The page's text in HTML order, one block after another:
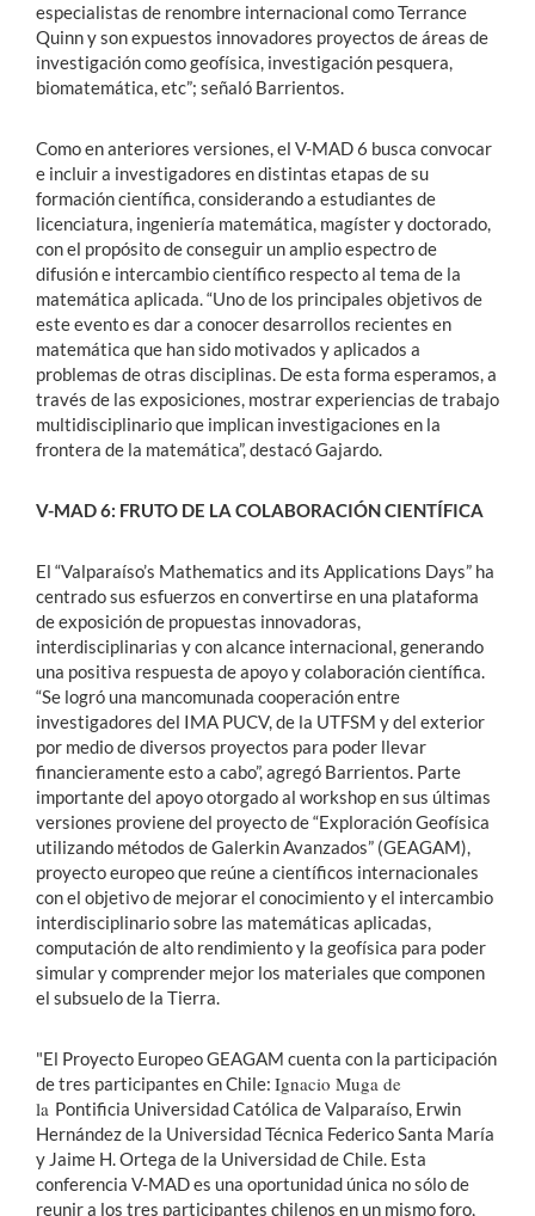
especialistas de renombre internacional como Terrance
Quinn y son expuestos innovadores proyectos de áreas de
investigación como geofísica, investigación pesquera,
biomatemática, etc”; señaló Barrientos.
Como en anteriores versiones, el V-MAD 6 busca convocar
e incluir a investigadores en distintas etapas de su
formación científica, considerando a estudiantes de
licenciatura, ingeniería matemática, magíster y doctorado,
con el propósito de conseguir un amplio espectro de
difusión e intercambio científico respecto al tema de la
matemática aplicada. “Uno de los principales objetivos de
este evento es dar a conocer desarrollos recientes en
matemática que han sido motivados y aplicados a
problemas de otras disciplinas. De esta forma esperamos, a
través de las exposiciones, mostrar experiencias de trabajo
multidisciplinario que implican investigaciones en la
frontera de la matemática”, destacó Gajardo.
V-MAD 6: FRUTO DE LA COLABORACIÓN CIENTÍFICA
El “Valparaíso’s Mathematics and its Applications Days” ha
centrado sus esfuerzos en convertirse en una plataforma
de exposición de propuestas innovadoras,
interdisciplinarias y con alcance internacional, generando
una positiva respuesta de apoyo y colaboración científica.
“Se logró una mancomunada cooperación entre
investigadores del IMA PUCV, de la UTFSM y del exterior
por medio de diversos proyectos para poder llevar
financieramente esto a cabo”, agregó Barrientos. Parte
importante del apoyo otorgado al workshop en sus últimas
versiones proviene del proyecto de “Exploración Geofísica
utilizando métodos de Galerkin Avanzados” (GEAGAM),
proyecto europeo que reúne a científicos internacionales
con el objetivo de mejorar el conocimiento y el intercambio
interdisciplinario sobre las matemáticas aplicadas,
computación de alto rendimiento y la geofísica para poder
simular y comprender mejor los materiales que componen
el subsuelo de la Tierra.
"El Proyecto Europeo GEAGAM cuenta con la participación
de tres participantes en Chile: Ignacio Muga de
la Pontificia Universidad Católica de Valparaíso, Erwin
Hernández de la Universidad Técnica Federico Santa María
y Jaime H. Ortega de la Universidad de Chile. Esta
conferencia V-MAD es una oportunidad única no sólo de
reunir a los tres participantes chilenos en un mismo foro,